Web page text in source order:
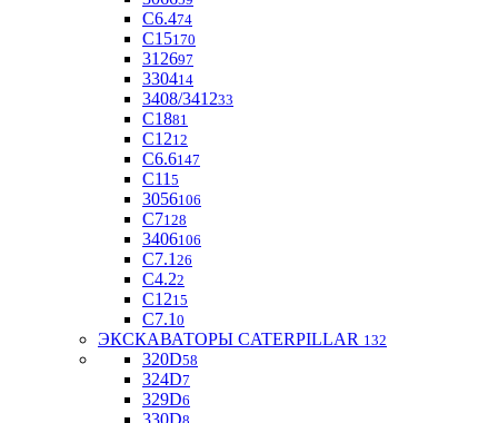
С6.474
С15170
312697
330414
3408/341233
С1881
C1212
С6.6147
C11 5
3056106
С7128
3406106
C7.1 26
C4.22
С1215
С7.1 0
ЭКСКАВАТОРЫ CATERPILLAR 132
320D58
324D7
329D6
330D